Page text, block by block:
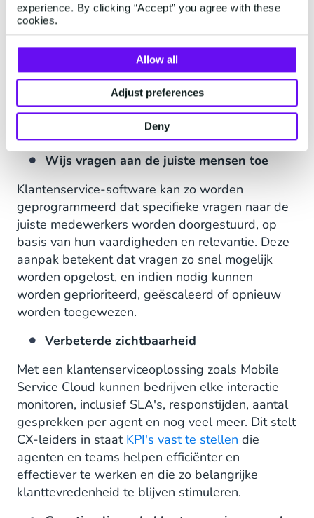
experience. By clicking “Accept” you agree with these
cookies.
Allow all
Adjust preferences
Deny
door het creëren van vooraf gedefinieerde e-
mail- of tekstantwoorden op veelvoorkomende
vragen die via de eerder genoemde
communicatiekanalenvoor klanten worden
gesteld. Deze templates kunnen gemakkelijk
worden aangepast aan de tone of voice van een
medewerker of aan de eisen van een bepaalde
Wijs vragen aan de juiste mensen toe
Klantenservice-software kan zo worden
geprogrammeerd dat specifieke vragen naar de
juiste medewerkers worden doorgestuurd, op
basis van hun vaardigheden en relevantie. Deze
aanpak betekent dat vragen zo snel mogelijk
worden opgelost, en indien nodig kunnen
worden geprioriteerd, geëscaleerd of opnieuw
worden toegewezen.
Verbeterde zichtbaarheid
Met een klantenserviceoplossing zoals Mobile
Service Cloud kunnen bedrijven elke interactie
monitoren, inclusief SLA's, responstijden, aantal
gesprekken per agent en nog veel meer. Dit stelt
CX-leiders in staat KPI's vast te stellen die
agenten en teams helpen efficiënter en
effectiever te werken en die zo belangrijke
klanttevredenheid te blijven stimuleren.